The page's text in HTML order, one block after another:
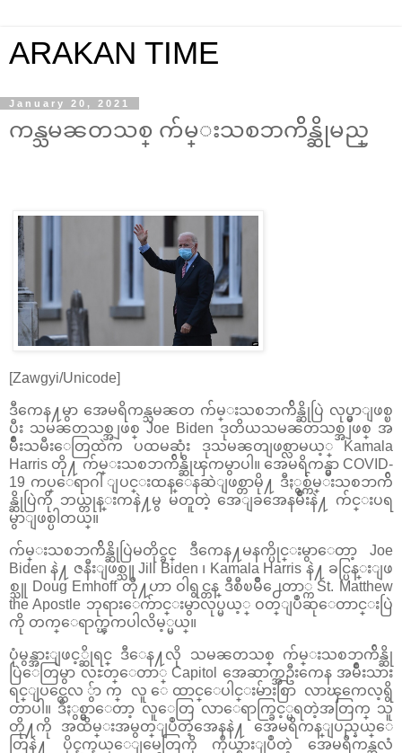
ARAKAN TIME
January 20, 2021
ကန္သမၼတသစ္ က်မ္းသစၥာက်ိန္ဆိုမည္
[Zawgyi/Unicode]
ဒီကေန႔မွာ အေမရိကန္သမၼတ က်မ္းသစၥာက်ိန္ဆိုပြဲ လုပ္မွာျဖစ္ၿ
ပီး သမၼတသစ္အျဖစ္ Joe Biden ဒုတိယသမၼတသစ္အျဖစ္ အ
မ်ိဳးသမီးေတြထဲက ပထမဆုံး ဒုသမၼတျဖစ္လာမယ့္ Kamala
Harris တို႔ က်မ္းသစၥာက်ိန္ဆိုၾကမွာပါ။ အေမရိကန္မွာ COVID-
19 ကပ္ေရာဂါ ျပင္းထန္ေနဆဲျဖစ္တာမို႔ ဒီႏွစ္က်မ္းသစၥာက်ိ
န္ဆိုပြဲကို ဘယ္တုန္းကနဲ႔မွ မတူတဲ့ အေျခအေနမ်ိဳးနဲ႔ က်င္းပရ
မွာျဖစ္ပါတယ္။
က်မ္းသစၥာက်ိန္ဆိုပြဲမတိုင္ခင္ ဒီကေန႔မနက္ပိုင္းမွာေတာ့ Joe
Biden နဲ႔ ဇနီးျဖစ္သူ Jill Biden ၊ Kamala Harris နဲ႔ ခင္ပြန္းျဖ
စ္သူ Doug Emhoff တို႔ဟာ ဝါရွင္တန္ ဒီစီၿမိဳ႕ေတာ္က St. Matthew
the Apostle ဘုရားေက်ာင္းမွာလုပ္မယ့္ ဝတ္ျပဳဆုေတာင္းပြဲ
ကို တက္ေရာက္ၾကပါလိမ့္မယ္။
ပုံမွန္အားျဖင့္ဆိုရင္ ဒီေန႔လို သမၼတသစ္ က်မ္းသစၥာက်ိန္ဆို
ပြဲေတြမွာ လႊတ္ေတာ္ Capitol အေဆာက္အဦးကေန အမ်ိဳးသား
ရင္ျပင္တေလ ွ်ာက္ လူ ေထာင္ေပါင္းမ်ားစြာ လာၾကေလ့ရွိ
တာပါ။ ဒီႏွစ္မွာေတာ့ လူေတြ လာေရာက္ခြင့္မရတဲ့အတြက္ သူ
တို႔ကို အထိမ္းအမွတ္ျပဳတဲ့အေနနဲ႔ အေမရိကန္ျပည္နယ္ေ
တြနဲ႔ ပိုင္နက္နယ္ေျမေတြကို ကိုယ္စားျပဳတဲ့ အေမရိကန္အလံ